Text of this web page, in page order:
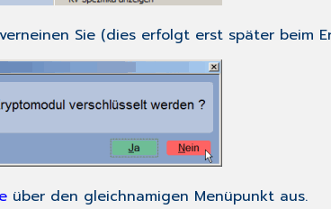
Sie (dies erfolgt erst später beim
über den gleichnamigen Menüpunkt aus.